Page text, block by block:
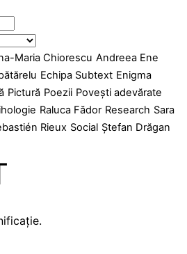
Maria Chiorescu Andreea Ene
Echipa Subtext Enigma
Pictură Poezii Povești adevărate
Raluca Fădor Research Sara
Rieux Social Ștefan Drăgan